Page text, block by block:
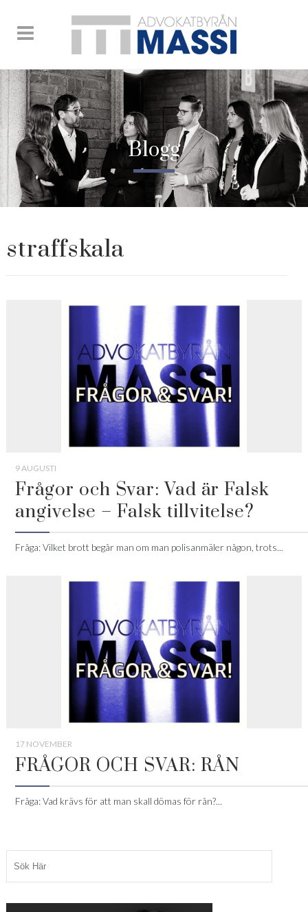
Blogg
straffskala
9 AUGUSTI
Frågor och Svar: Vad är Falsk
angivelse – Falsk tillvitelse?
Fråga: Vilket brott begår man om man polisanmäler någon, trots...
17 NOVEMBER
FRÅGOR OCH SVAR: RÅN
Fråga: Vad krävs för att man skall dömas för rån?...